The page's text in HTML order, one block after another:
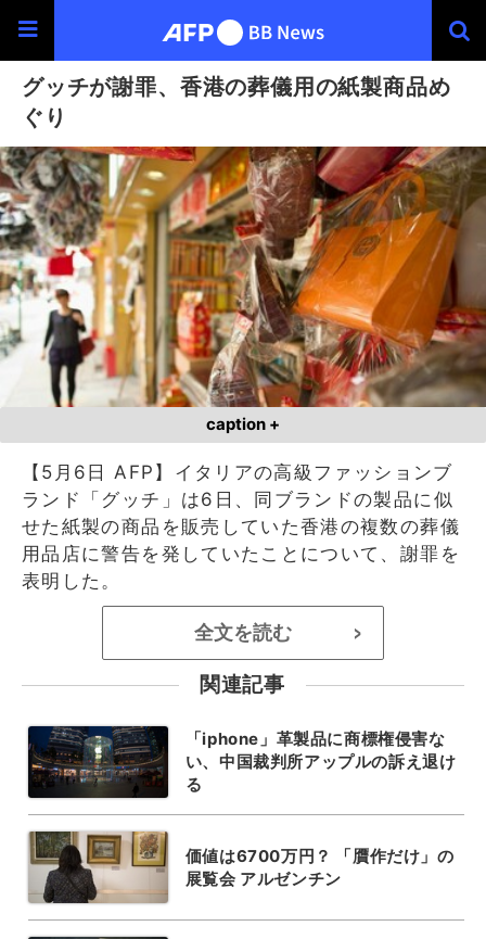
グッチが謝罪、香港の葬儀用の紙製商品め
ぐり
caption +
【5月6日 AFP】イタリアの高級ファッションブ
ランド「グッチ」は6日、同ブランドの製品に似
せた紙製の商品を販売していた香港の複数の葬儀
用品店に警告を発していたことについて、謝罪を
表明した。
全文を読む >
関連記事
「iphone」革製品に商標権侵害な
い、中国裁判所アップルの訴え退け
る
価値は6700万円？ 「贋作だけ」の
展覧会 アルゼンチン